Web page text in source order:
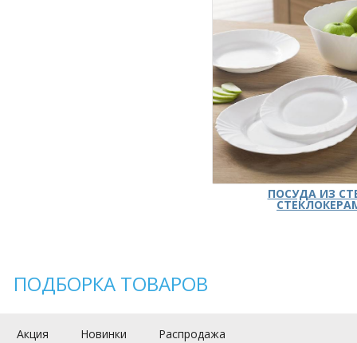
ПОСУДА ИЗ
ПОДБОРКА ТОВАРОВ
Акция Новинки Распродажа